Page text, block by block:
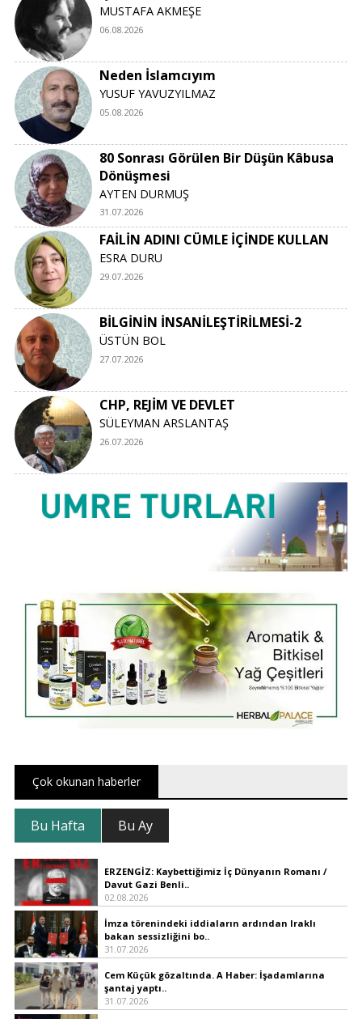
MUSTAFA AKMEŞE
06.08.2026
Neden İslamcıyım
YUSUF YAVUZYILMAZ
05.08.2026
80 Sonrası Görülen Bir Düşün Kâbusa
Dönüşmesi
AYTEN DURMUŞ
31.07.2026
FAİLİN ADINI CÜMLE İÇİNDE KULLAN
ESRA DURU
29.07.2026
BİLGİNİN İNSANİLEŞTİRİLMESİ-2
ÜSTÜN BOL
27.07.2026
CHP, REJİM VE DEVLET
SÜLEYMAN ARSLANTAŞ
26.07.2026
Çok okunan haberler
Bu Hafta Bu Ay
ERZENGİZ: Kaybettiğimiz İç Dünyanın Romanı /
Davut Gazi Benli..
02.08.2026
İmza törenindeki iddiaların ardından Iraklı
bakan sessizliğini bo..
31.07.2026
Cem Küçük gözaltında. A Haber: İşadamlarına
şantaj yaptı..
31.07.2026